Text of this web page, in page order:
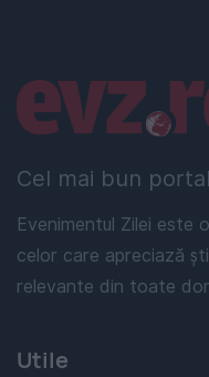
Cel mai bun
Evenimentul Zilei este
celor care apreciază
relevante din toate
Linkuri utile
Utile